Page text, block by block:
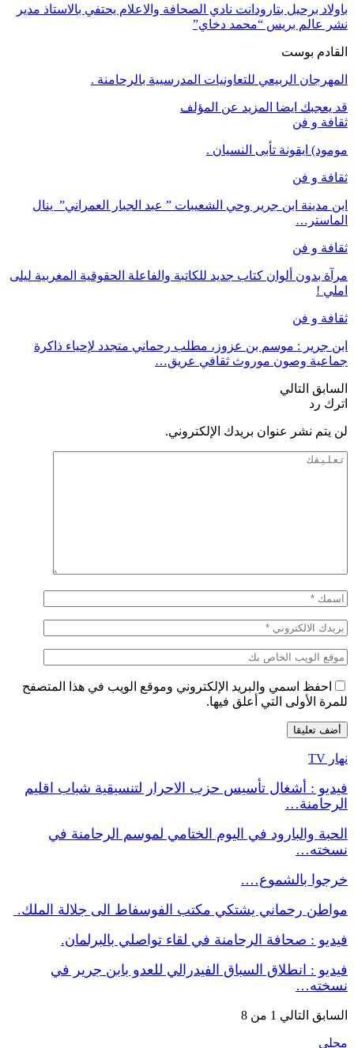
باولاد برحيل بتارودانت نادي الصحافة والاعلام يحتفي بالاستاذ مدير
نشر عالم بريس “محمد دخاي”
القادم بوست
المهرجان الربيعي للتعاونيات المدرسيية بالرحامنة .
قد يعجبك ايضا المزيد عن المؤلف
ثقافة و فن
مومود) ايقونة تأبى النسيان .
ثقافة و فن
ابن مدينة ابن جرير وحي الشعيبات ” عبد الجبار العمراني” ينال
الماستر…
ثقافة و فن
مرآة بدون ألوان كتاب جديد للكاتبة والفاعلة الحقوقية المغربية ليلى
املي !
ثقافة و فن
ابن جرير : موسم بن عزوز، مطلب رحماني متجدد لإحياء ذاكرة
جماعية وصون موروث ثقافي عريق…
السابق التالي
اترك رد
لن يتم نشر عنوان بريدك الإلكتروني.
احفظ اسمي والبريد الإلكتروني وموقع الويب في هذا المتصفح
للمرة الأولى التي أعلق فيها.
نهار TV
فيديو : أشغال تأسيس حزب الاحرار لتنسيقية شباب اقليم
الرحامنة…
الحبة والبارود في اليوم الختامي لموسم الرحامنة في
نسخته…
خرجوا بالشموع….
مواطن رحماني يشتكي مكتب الفوسفاط الى جلالة الملك.
فيديو : صحافة الرحامنة في لقاء تواصلي بالبرلمان.
فيديو : انطلاق السباق الفيدرالي للعدو بابن جرير في
نسخته…
السابق التالي 1 من 8
محلي